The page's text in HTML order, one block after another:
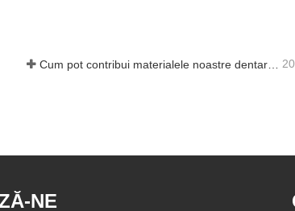
Cum pot contribui materialele noastre dentare din zirconiu la succesul dumneavoastră?
NE